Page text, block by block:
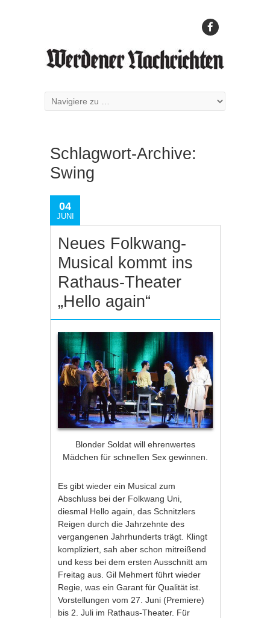
Schlagwort-Archive:
Swing
04
JUNI
Neues Folkwang-
Musical kommt ins
Rathaus-Theater
„Hello again“
Blonder Soldat will ehrenwertes
Mädchen für schnellen Sex gewinnen.
Es gibt wieder ein Musical zum
Abschluss bei der Folkwang Uni,
diesmal Hello again, das Schnitzlers
Reigen durch die Jahrzehnte des
vergangenen Jahrhunderts trägt. Klingt
kompliziert, sah aber schon mitreißend
und kess bei dem ersten Ausschnitt am
Freitag aus. Gil Mehmert führt wieder
Regie, was ein Garant für Qualität ist.
Vorstellungen vom 27. Juni (Premiere)
bis 2. Juli im Rathaus-Theater. Für